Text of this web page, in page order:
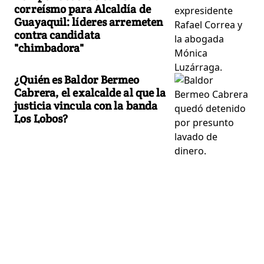
correísmo para Alcaldía de
Guayaquil: líderes arremeten
contra candidata
"chimbadora"
¿Quién es Baldor Bermeo
Cabrera, el exalcalde al que la
justicia vincula con la banda
Los Lobos?